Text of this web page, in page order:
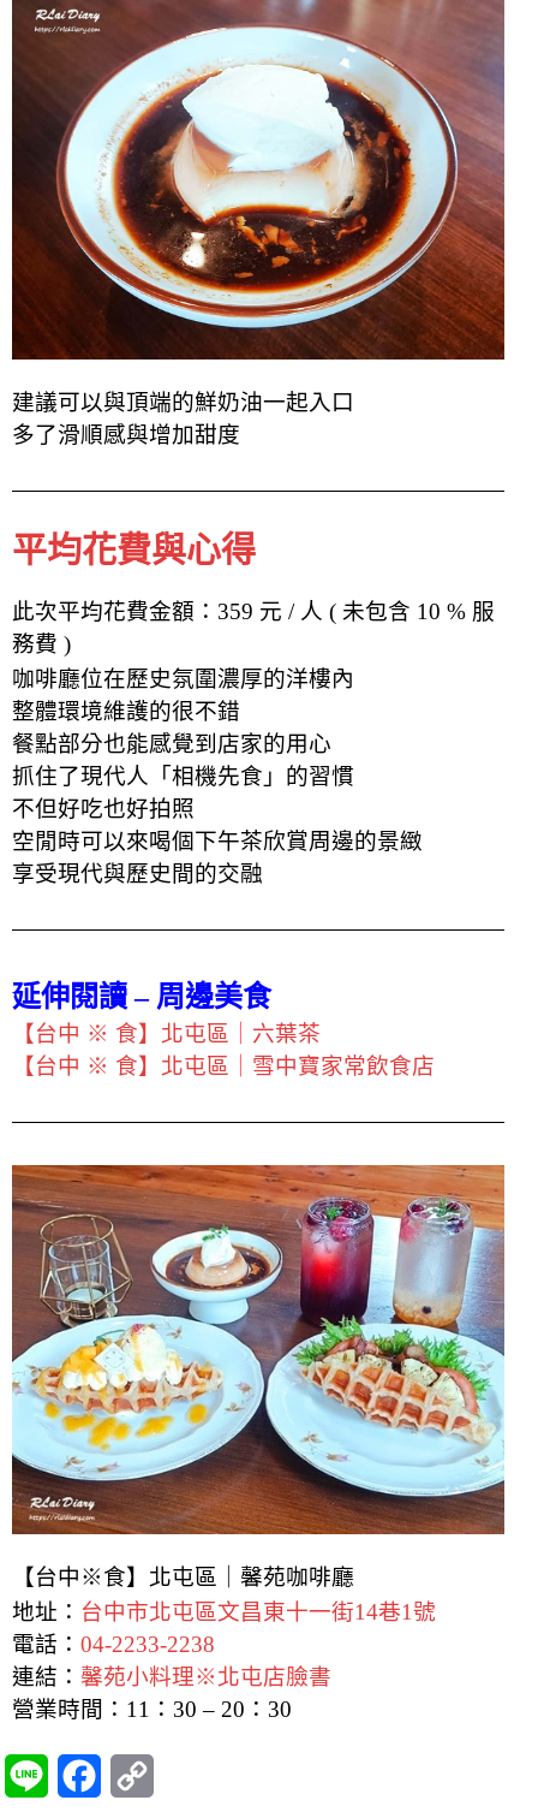
建議可以與頂端的鮮奶油一起入口
多了滑順感與增加甜度
平均花費與心得
此次平均花費金額：359 元 / 人 ( 未包含 10 % 服
務費 )
咖啡廳位在歷史氛圍濃厚的洋樓內
整體環境維護的很不錯
餐點部分也能感覺到店家的用心
抓住了現代人「相機先食」的習慣
不但好吃也好拍照
空閒時可以來喝個下午茶欣賞周邊的景緻
享受現代與歷史間的交融
延伸閱讀 – 周邊美食
【台中 ※ 食】北屯區｜六葉茶
【台中 ※ 食】北屯區｜雪中寶家常飲食店
【台中※食】北屯區｜馨苑咖啡廳
地址： 台中市北屯區文昌東十一街14巷1號
電話： 04-2233-2238
連結： 馨苑小料理※北屯店臉書
營業時間：11：30 – 20：30